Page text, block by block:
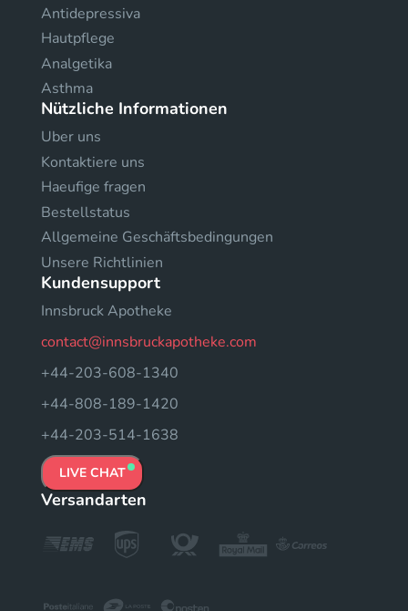
Antidepressiva
Hautpflege
Analgetika
Asthma
Nützliche Informationen
Uber uns
Kontaktiere uns
Haeufige fragen
Bestellstatus
Allgemeine Geschäftsbedingungen
Unsere Richtlinien
Kundensupport
Innsbruck Apotheke
contact@innsbruckapotheke.com
+44-203-608-1340
+44-808-189-1420
+44-203-514-1638
LIVE CHAT
Versandarten